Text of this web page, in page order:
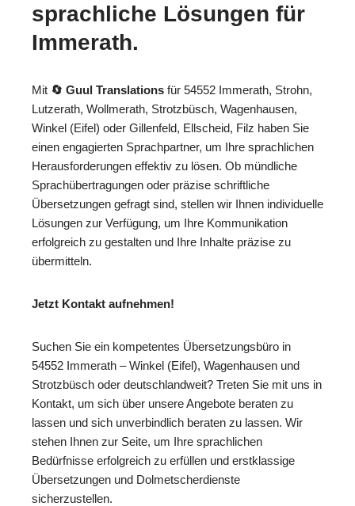
sprachliche Lösungen für
Immerath.
Mit 🔄 Guul Translations für 54552 Immerath, Strohn,
Lutzerath, Wollmerath, Strotzbüsch, Wagenhausen,
Winkel (Eifel) oder Gillenfeld, Ellscheid, Filz haben Sie
einen engagierten Sprachpartner, um Ihre sprachlichen
Herausforderungen effektiv zu lösen. Ob mündliche
Sprachübertragungen oder präzise schriftliche
Übersetzungen gefragt sind, stellen wir Ihnen individuelle
Lösungen zur Verfügung, um Ihre Kommunikation
erfolgreich zu gestalten und Ihre Inhalte präzise zu
übermitteln.
Jetzt Kontakt aufnehmen!
Suchen Sie ein kompetentes Übersetzungsbüro in
54552 Immerath – Winkel (Eifel), Wagenhausen und
Strotzbüsch oder deutschlandweit? Treten Sie mit uns in
Kontakt, um sich über unsere Angebote beraten zu
lassen und sich unverbindlich beraten zu lassen. Wir
stehen Ihnen zur Seite, um Ihre sprachlichen
Bedürfnisse erfolgreich zu erfüllen und erstklassige
Übersetzungen und Dolmetscherdienste
sicherzustellen.